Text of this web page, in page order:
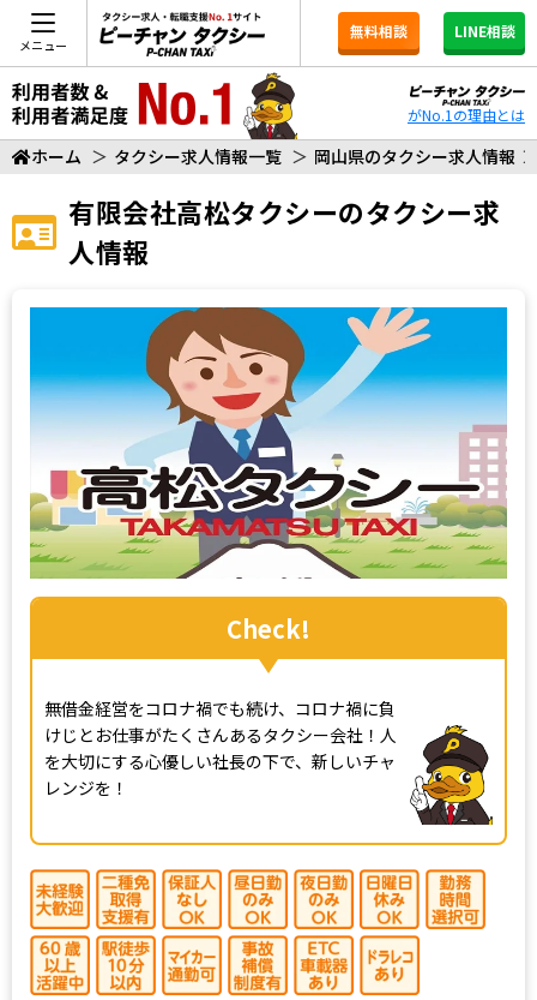
メニュー
無料相談 LINE相談
がNo.1の理由とは
ホーム ＞ タクシー求人情報一覧 ＞ 岡山県のタクシー求人情報 ＞
有限会社高松タクシーのタクシー求
人情報
Check!
無借金経営をコロナ禍でも続け、コロナ禍に負
けじとお仕事がたくさんあるタクシー会社！人
を大切にする心優しい社長の下で、新しいチャ
レンジを！